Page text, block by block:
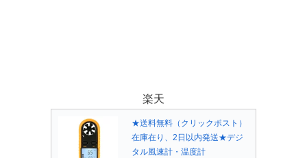
楽天
★送料無料（クリックポスト）
在庫在り、2日以内発送★デジ
タル風速計・温度計